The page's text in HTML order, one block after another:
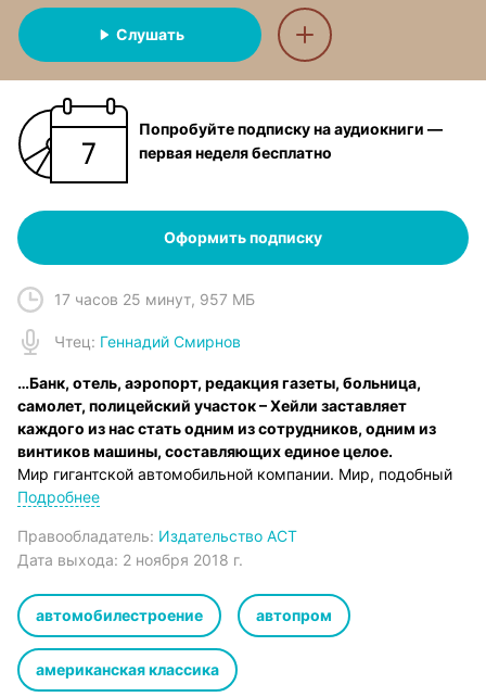
Слушать
Попробуйте подписку на аудиокниги —
первая неделя бесплатно
Оформить подписку
17 часов 25 минут, 957 МБ
Чтец: Геннадий Смирнов
…Банк, отель, аэропорт, редакция газеты, больница,
самолет, полицейский участок – Хейли заставляет
каждого из нас стать одним из сотрудников, одним из
винтиков машины, составляющих единое целое.
Мир гигантской автомобильной компании. Мир, подобный
совершенному, безупречному механизму. И люди здесь
порой раздирают бурные страсти – жажда любви и успеха,
денег и власти. Но когда страсти перехлестывают через
может дать сбой…
Copyright © Arthur Hailey, 1971
© Перевод. Т.А. Кудрявцева, В.П. Котелкин, 1993
© Издание на русском языке AST Publishers, 2015
Подробнее
Правообладатель: Издательство АСТ
Дата выхода: 2 ноября 2018 г.
автомобилестроение автопром
американская классика